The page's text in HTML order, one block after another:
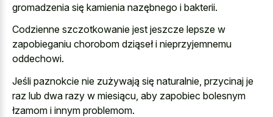
gromadzenia się kamienia nazębnego i bakterii.
Codzienne szczotkowanie jest jeszcze lepsze w
zapobieganiu chorobom dziąseł i nieprzyjemnemu
oddechowi.
Jeśli paznokcie nie zużywają się naturalnie, przycinaj je
raz lub dwa razy w miesiącu, aby zapobiec bolesnym
łzamom i innym problemom.